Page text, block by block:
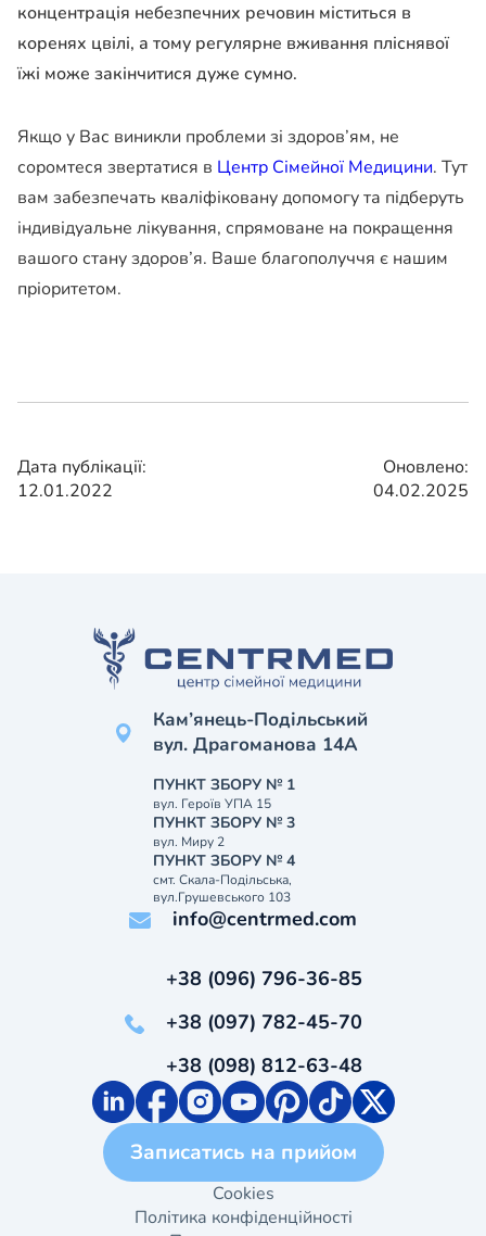
концентрація небезпечних речовин міститься в
коренях цвілі, а тому регулярне вживання пліснявої
їжі може закінчитися дуже сумно.
Якщо у Вас виникли проблеми зі здоров’ям, не
соромтеся звертатися в Центр Сімейної Медицини. Тут
вам забезпечать кваліфіковану допомогу та підберуть
індивідуальне лікування, спрямоване на покращення
вашого стану здоров’я. Ваше благополуччя є нашим
пріоритетом.
Дата публікації:
12.01.2022
Оновлено:
04.02.2025
Кам’янець-Подільський
вул. Драгоманова 14А
ПУНКТ ЗБОРУ № 1
вул. Героїв УПА 15
ПУНКТ ЗБОРУ № 3
вул. Миру 2
ПУНКТ ЗБОРУ № 4
смт. Скала-Подільська,
вул.Грушевського 103
info@centrmed.com
+38 (096) 796-36-85
+38 (097) 782-45-70
+38 (098) 812-63-48
Записатись на прийом
Cookies
Політика конфіденційності